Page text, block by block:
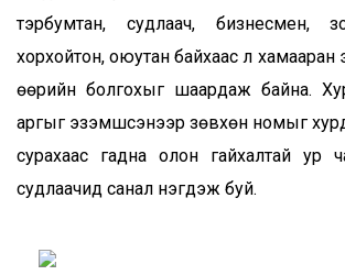
тэрбумтан, судлаач, бизнесмен,
хорхойтон, оюутан байхаас үл
өөрийн болгохыг шаардаж байна.
аргыг эзэмшсэнээр зөвхөн номыг
сурахаас гадна олон гайхалтай ур
судлаачид санал нэгдэж буй.